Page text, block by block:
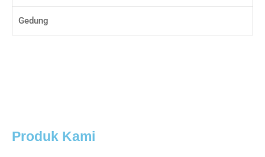
Gedung
Produk Kami